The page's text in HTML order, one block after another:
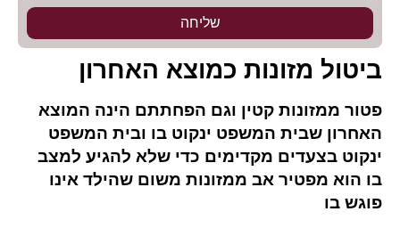
שליחה
ביטול מזונות כמוצא האחרון
פטור ממזונות קטין וגם הפחתתם הינה המוצא
האחרון שבית המשפט ינקוט בו ובית המשפט
ינקוט בצעדים מקדימים כדי שלא להגיע למצב
בו הוא מפטיר אב ממזונות משום שהילד אינו
פוגש בו